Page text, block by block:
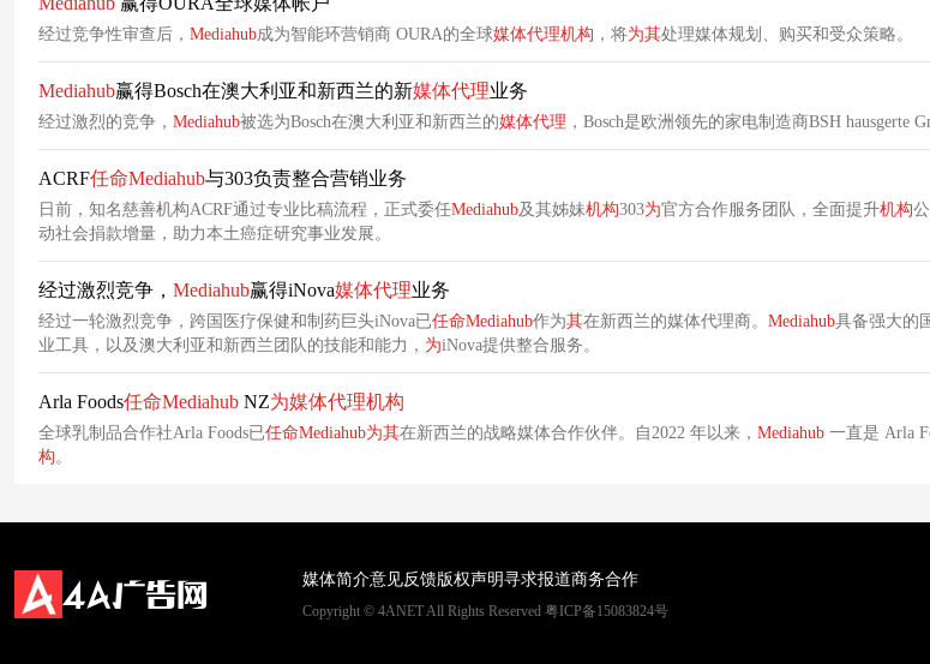
经过竞争性审查后， Mediahub成为智能环营销商 OURA的全球媒体代理机构 ，将为其处理媒体规划、购买和受众策略。
Mediahub赢得Bosch在澳大利亚和新西兰的新媒体代理业务
经过激烈的竞争， Mediahub被选为Bosch在澳大利亚和新西兰的媒体代理 ，Bosch是欧洲领先的家电制造商BSH hausgerte
ACRF任命Mediahub与303负责整合营销业务
日前，知名慈善机构ACRF通过专业比稿流程，正式委任Mediahub及其姊妹机构303为官方合作服务团队，全面提升机构
动社会捐款增量，助力本土癌症研究事业发展。
经过激烈竞争， Mediahub赢得iNova媒体代理业务
经过一轮激烈竞争，跨国医疗保健和制药巨头iNova已任命Mediahub作为其在新西兰的媒体代理商。 Mediahub具备强大的
业工具，以及澳大利亚和新西兰团队的技能和能力， 为iNova提供整合服务。
Arla Foods任命Mediahub NZ为媒体代理机构
全球乳制品合作社Arla Foods已任命Mediahub为其在新西兰的战略媒体合作伙伴。自2022 年以来， Mediahub 一直是 Arla
构。
媒体简介意见反馈版权声明寻求报道商务合作
Copyright © 4ANET All Rights Reserved 粤ICP备15083824号